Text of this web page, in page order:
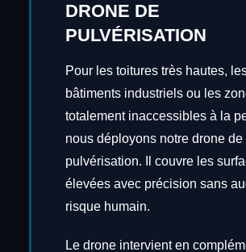
DRONE DE
PULVÉRISATION
Pour les toitures très hautes,
bâtiments industriels ou les
totalement inaccessibles à la
nous déployons notre drone de
pulvérisation. Il couvre les
élevées avec précision sans
risque humain.
Le drone intervient en